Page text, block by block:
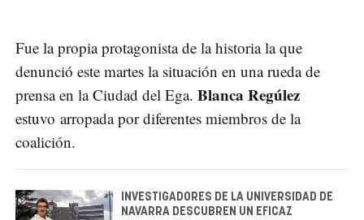
Fue la propia protagonista de la historia la que
denunció este martes la situación en una rueda de
prensa en la Ciudad del Ega. Blanca Regúlez
estuvo arropada por diferentes miembros de la
coalición.
INVESTIGADORES DE LA UNIVERSIDAD DE
NAVARRA DESCUBREN UN EFICAZ